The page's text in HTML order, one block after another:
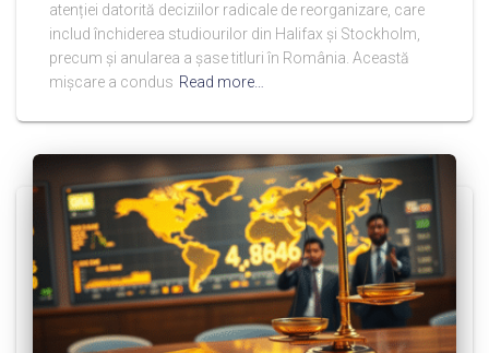
atenției datorită deciziilor radicale de reorganizare, care
includ închiderea studiourilor din Halifax și Stockholm,
precum și anularea a șase titluri în România. Această
mișcare a condus Read more…